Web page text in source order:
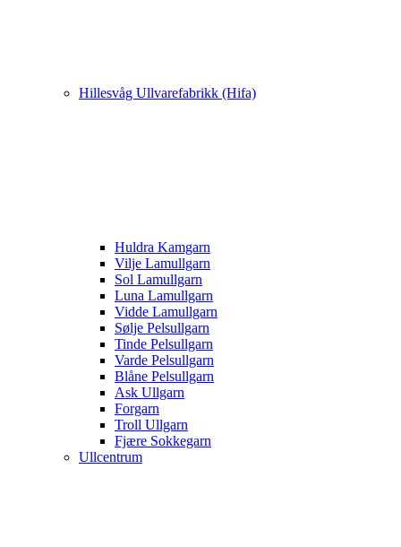
Hillesvåg Ullvarefabrikk (Hifa)
Huldra Kamgarn
Vilje Lamullgarn
Sol Lamullgarn
Luna Lamullgarn
Vidde Lamullgarn
Sølje Pelsullgarn
Tinde Pelsullgarn
Varde Pelsullgarn
Blåne Pelsullgarn
Ask Ullgarn
Forgarn
Troll Ullgarn
Fjære Sokkegarn
Ullcentrum